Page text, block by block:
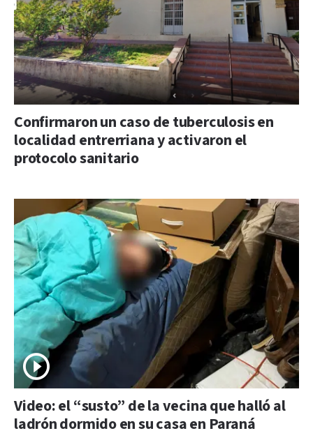
Confirmaron un caso de tuberculosis en
localidad entrerriana y activaron el
protocolo sanitario
Video: el “susto” de la vecina que halló al
ladrón dormido en su casa en Paraná